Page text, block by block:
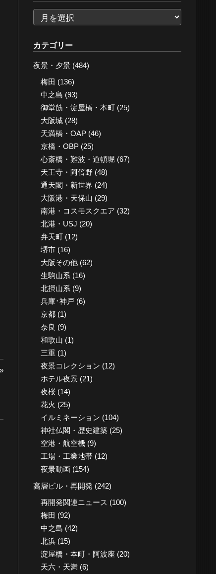
ー
カ
イ
ブ
カテゴリー
夜景・夕景(484)
梅田 (136)
中之島 (93)
御堂筋・淀屋橋・本町(25)
大阪城(28)
天満橋・OAP(46)
京橋・OBP(25)
心斎橋・難波・道頓堀 (67)
天王寺・阿倍野(48)
通天閣・新世界 (24)
大阪港・天保山 (29)
南港・コスモスクエア (32)
北港・USJ (20)
弁天町(12)
堺市(16)
大阪その他(62)
生駒山系 (16)
北摂山系 (9)
兵庫･神戸 (6)
京都(1)
奈良 (9)
和歌山 (1)
三重(1)
夜景コレクション (12)
ホテル夜景(21)
夜桜(14)
花火 (25)
イルミネーション (104)
神社仏閣・歴史建築(25)
空港・航空機(9)
工場・工業地帯(12)
夜景動画(154)
高層ビル・再開発 (242)
再開発関連ニュース (100)
梅田 (92)
中之島 (42)
北浜(15)
淀屋橋・本町・阿波座 (20)
天六・天満(6)